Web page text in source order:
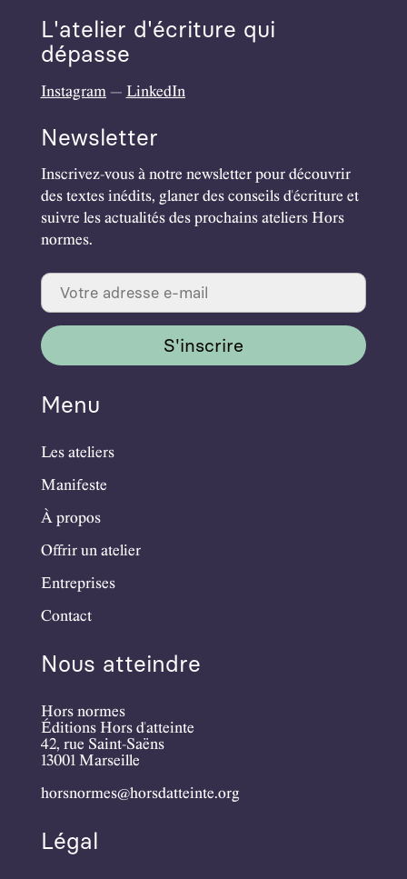
L'atelier d'écriture qui
dépasse
Instagram— LinkedIn
Newsletter
Inscrivez-vous à notre newsletter pour découvrir
des textes inédits, glaner des conseils d'écriture et
suivre les actualités des prochains ateliers Hors
normes.
Menu
Les ateliers
Manifeste
À propos
Offrir un atelier
Entreprises
Contact
Nous atteindre
Hors normes
Éditions Hors d'atteinte
42, rue Saint-Saëns
13001 Marseille
horsnormes@horsdatteinte.org
Légal